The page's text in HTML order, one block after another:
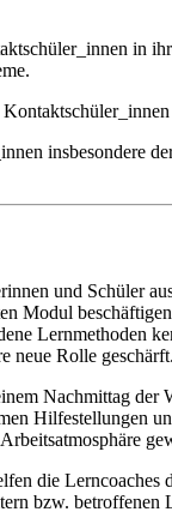
in
insbesondere
und Schüler
Modul
Lernmethoden
neue Rolle geschärft.
Nachmittag der
Hilfestellungen
die
bzw. betroffenen